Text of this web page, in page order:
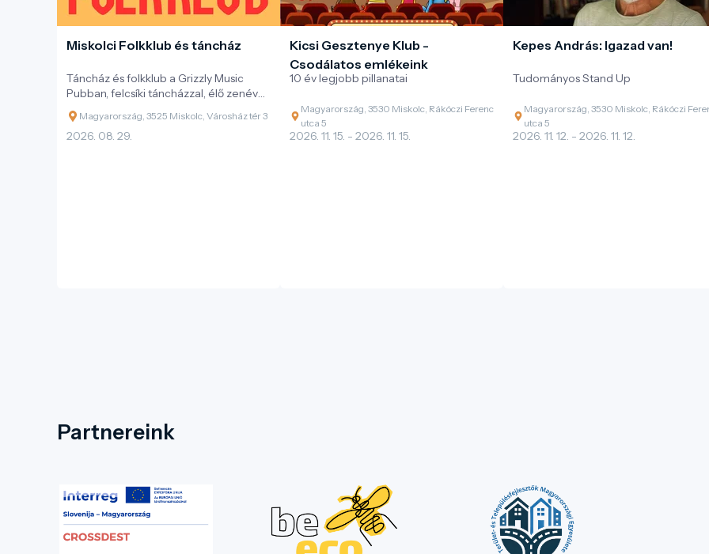
Miskolci Folkklub és táncház
Táncház és folkklub a Grizzly Music
Pubban, felcsíki táncházzal, élő zenével
és változatos magyar néptáncokkal.
Magyarország, 3525 Miskolc, Városház tér 3
2026. 08. 29.
Kicsi Gesztenye Klub -
Csodálatos emlékeink
10 év legjobb pillanatai
Magyarország, 3530 Miskolc, Rákóczi Ferenc
utca 5
2026. 11. 15. - 2026. 11. 15.
Kepes András: Igazad van!
Tudományos Stand Up
Magyarország, 3530 Miskolc, Rákóczi
utca 5
2026. 11. 12. - 2026. 11. 12.
Partnereink